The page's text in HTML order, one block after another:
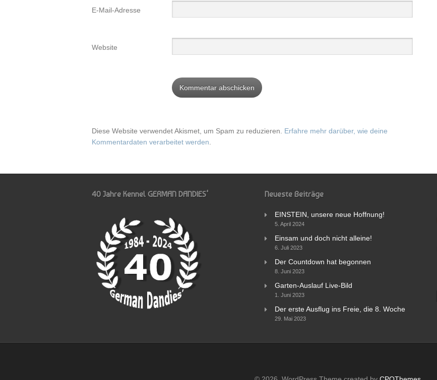
E-Mail-Adresse
Website
Diese Website verwendet Akismet, um Spam zu reduzieren. Erfahre mehr darüber, wie deine
Kommentardaten verarbeitet werden
40 Jahre Kennel GERMAN DANDIES‘ Neueste Beiträge
EINSTEIN, unsere neue Hoffnung!
5. April 2024
Einsam und doch nicht alleine!
6. Juli 2023
Der Countdown hat begonnen
8. Juni 2023
Garten-Auslauf Live-Bild
1. Juni 2023
Der erste Ausflug ins Freie, die 8. Woche
29. Mai 2023